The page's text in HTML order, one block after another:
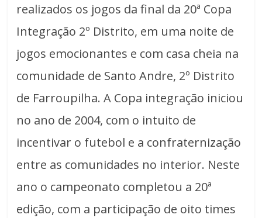
realizados os jogos da final da 20ª Copa
Integração 2º Distrito, em uma noite de
jogos emocionantes e com casa cheia na
comunidade de Santo Andre, 2º Distrito
de Farroupilha. A Copa integração iniciou
no ano de 2004, com o intuito de
incentivar o futebol e a confraternização
entre as comunidades no interior. Neste
ano o campeonato completou a 20ª
edição, com a participação de oito times